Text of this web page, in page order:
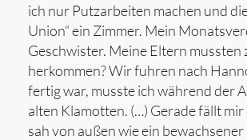
ich nur Putzarbeiten machen und
Union“ ein Zimmer. Mein
Geschwister. Meine Eltern
herkommen? Wir fuhren nach
fertig war, musste ich während der
alten Klamotten. (…) Gerade fällt
sah von außen wie ein